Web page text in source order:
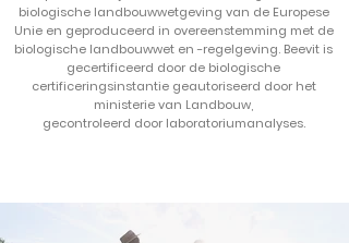
biologische landbouwwetgeving van de Europese
Unie en geproduceerd in overeenstemming met de
biologische landbouwwet en -regelgeving. Beevit is
gecertificeerd door de biologische
certificeringsinstantie geautoriseerd door het
ministerie van Landbouw,
gecontroleerd door laboratoriumanalyses.